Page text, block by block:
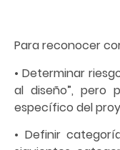
Para reconocer
• Determinar
al diseño”, pero
específico del
• Definir